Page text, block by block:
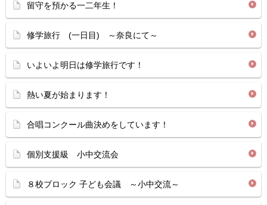
留守を預かる一二年生！
修学旅行 (一日目) ～奈良にて～
いよいよ明日は修学旅行です！
熱い夏が始まります！
合唱コンクール曲決めをしています！
個別支援級 小中交流会
８校ブロック 子ども会議 ～小中交流～